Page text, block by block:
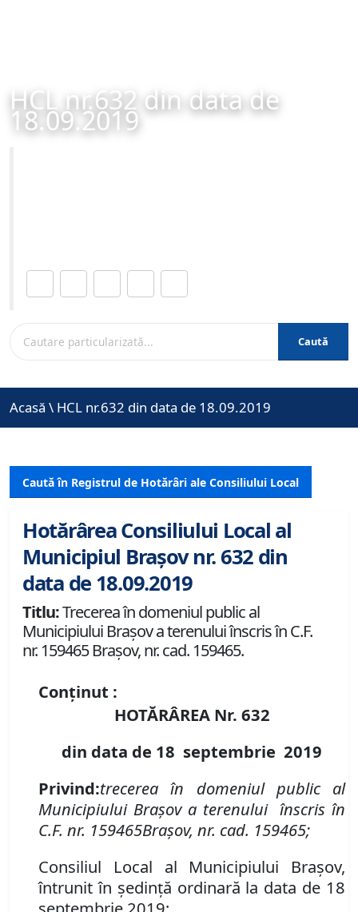
HCL nr.632 din data de
18.09.2019
Caută
Acasă \ HCL nr.632 din data de 18.09.2019
Caută în Registrul de Hotărâri ale Consiliului Local
Hotărârea Consiliului Local al
Municipiul Brașov nr. 632 din
data de 18.09.2019
Titlu:Trecerea în domeniul public al
Municipiului Braşov a terenului înscris în C.F.
nr. 159465 Brașov, nr. cad. 159465.
Conținut :
HOTĂRÂREA Nr. 632
din data de 18 septembrie 2019
Privind:trecerea în domeniul public al
Municipiului Braşov a terenului înscris în
C.F. nr. 159465Brașov, nr. cad. 159465;
Consiliul Local al Municipiului Brașov,
întrunit în ședință ordinară la data de 18